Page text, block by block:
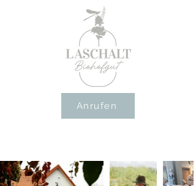
Anrufen